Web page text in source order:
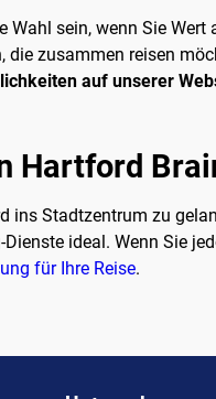
Wahl sein, wenn Sie
zusammen reisen
auf unserer
Hartford
ins Stadtzentrum zu
ideal. Wenn Sie
für Ihre Reise.